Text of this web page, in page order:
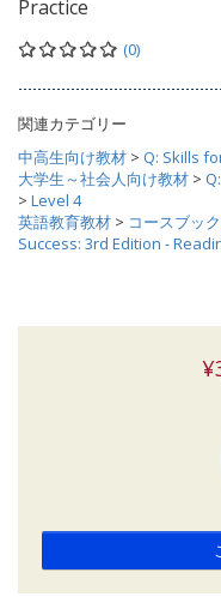
Practice
(0)
関連カテゴリー
中高生向け教材 > Q: Skills
大学生～社会人向け教材 >
> Level 4
英語教育教材 > コースブッ
Success: 3rd Edition -